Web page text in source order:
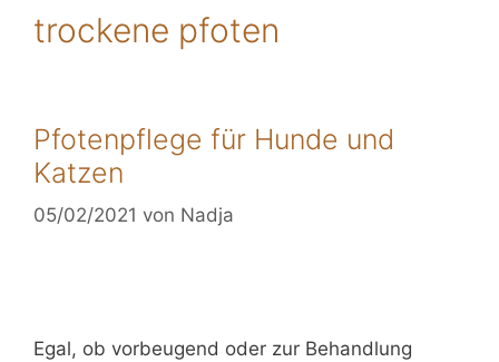
trockene pfoten
Pfotenpflege für Hunde und
Katzen
05/02/2021 von Nadja
Egal, ob vorbeugend oder zur Behandlung